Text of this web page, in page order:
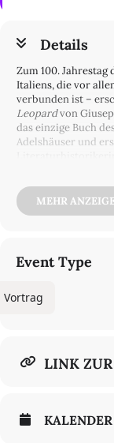
Details
Zum 100.
Italiens, die vor
verbunden ist –
Leopardvon
das einzige Buch
Adelshäuser und
Leidenschaft von
es eine gelungene
Neuen in der
Kosten: 4,00 Euro
MEHR
Event Type
Vortrag
LINK
KALENDER